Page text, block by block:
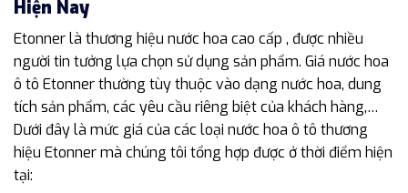
Hiện Nay
Etonner là thương hiệu nước hoa cao cấp , được nhiều
người tin tưởng lựa chọn sử dụng sản phẩm. Giá nước hoa
ô tô Etonner thường tùy thuộc vào dạng nước hoa, dung
tích sản phẩm, các yêu cầu riêng biệt của khách hàng,…
Dưới đây là mức giá của các loại nước hoa ô tô thương
hiệu Etonner mà chúng tôi tổng hợp được ở thời điểm hiện
tại: